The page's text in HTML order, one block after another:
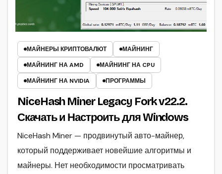
МАЙНЕРЫ КРИПТОВАЛЮТ
МАЙНИНГ
МАЙНИНГ НА AMD
МАЙНИНГ НА CPU
МАЙНИНГ НА NVIDIA
ПРОГРАММЫ
NiceHash Miner Legacy Fork v22.2.
Скачать и Настроить для Windows
NiceHash Miner — продвинутый авто-майнер,
который поддерживает новейшие алгоритмы и
майнеры. Нет необходимости просматривать